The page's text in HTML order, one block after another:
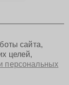
сайта,
целей,
персональных